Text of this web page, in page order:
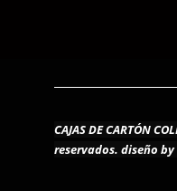
CAJAS DE CARTÓN
reservados. diseño by